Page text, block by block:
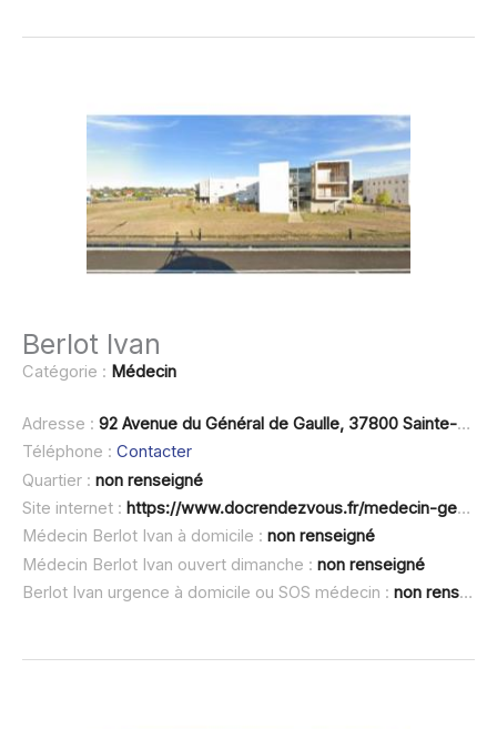
Berlot Ivan
Catégorie : Médecin
Adresse : 92 Avenue du Général de Gaulle, 37800 Sainte-Maure-de-Touraine
Téléphone : Contacter
Quartier : non renseigné
Site internet : https://www.docrendezvous.fr/medecin-generaliste/sainte-maure-de-touraine/berlot-ivan
Médecin Berlot Ivan à domicile : non renseigné
Médecin Berlot Ivan ouvert dimanche : non renseigné
Berlot Ivan urgence à domicile ou SOS médecin : non renseigné